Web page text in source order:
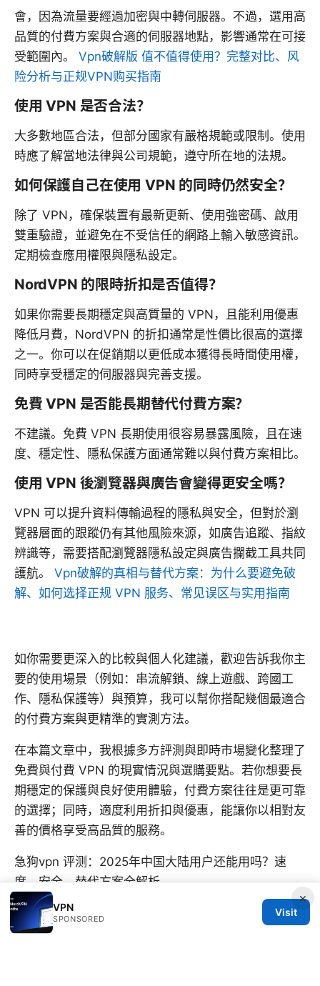
會，因為流量要經過加密與中轉伺服器。不過，選用高
品質的付費方案與合適的伺服器地點，影響通常在可接
受範圍內。 Vpn破解版 值不值得使用？完整对比、风
险分析与正规VPN购买指南
使用 VPN 是否合法？
大多數地區合法，但部分國家有嚴格規範或限制。使用
時應了解當地法律與公司規範，遵守所在地的法規。
如何保護自己在使用 VPN 的同時仍然安全？
除了 VPN，確保裝置有最新更新、使用強密碼、啟用
雙重驗證，並避免在不受信任的網路上輸入敏感資訊。
定期檢查應用權限與隱私設定。
NordVPN 的限時折扣是否值得？
如果你需要長期穩定與高質量的 VPN，且能利用優惠
降低月費，NordVPN 的折扣通常是性價比很高的選擇
之一。你可以在促銷期以更低成本獲得長時間使用權，
同時享受穩定的伺服器與完善支援。
免費 VPN 是否能長期替代付費方案？
不建議。免費 VPN 長期使用很容易暴露風險，且在速
度、穩定性、隱私保護方面通常難以與付費方案相比。
使用 VPN 後瀏覽器與廣告會變得更安全嗎？
VPN 可以提升資料傳輸過程的隱私與安全，但對於瀏
覽器層面的跟蹤仍有其他風險來源，如廣告追蹤、指紋
辨識等，需要搭配瀏覽器隱私設定與廣告攔截工具共同
護航。 Vpn破解的真相与替代方案：为什么要避免破
解、如何选择正规 VPN 服务、常见误区与实用指南
如你需要更深入的比較與個人化建議，歡迎告訴我你主
要的使用場景（例如：串流解鎖、線上遊戲、跨國工
作、隱私保護等）與預算，我可以幫你搭配幾個最適合
的付費方案與更精準的實測方法。
在本篇文章中，我根據多方評測與即時市場變化整理了
免費與付費 VPN 的現實情況與選購要點。若你想要長
期穩定的保護與良好使用體驗，付費方案往往是更可靠
的選擇；同時，適度利用折扣與優惠，能讓你以相對友
善的價格享受高品質的服務。
急狗vpn 评测：2025年中国大陆用户还能用吗？速
度、安全、替代方案全解析
×
VPN
SPONSORED
Visit